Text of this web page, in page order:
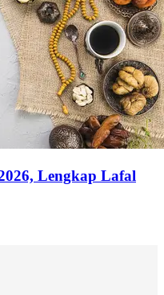
Lengkap Lafal